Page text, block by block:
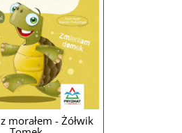
morałem - Żółwik